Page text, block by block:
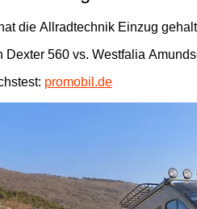
die Allradtechnik Einzug
Dexter 560 vs. Westfalia
promobil.de